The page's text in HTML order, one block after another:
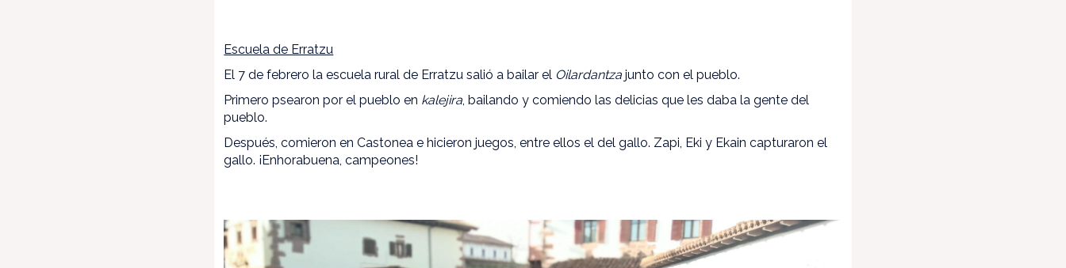
Escuela de Erratzu
El 7 de febrero la escuela rural de Erratzu salió a bailar el Oilardantza junto con el pueblo.
Primero psearon por el pueblo en kalejira, bailando y comiendo las delicias que les daba la gente del
pueblo.
Después, comieron en Castonea e hicieron juegos, entre ellos el del gallo. Zapi, Eki y Ekain capturaron el
gallo. ¡Enhorabuena, campeones!